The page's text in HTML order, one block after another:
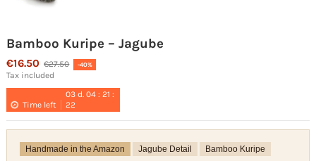
Bamboo Kuripe – Jagube
€16.50 €27.50 -40%
Tax included
Time left
03 d. 04 :21 :
22
Handmade in the Amazon Jagube Detail Bamboo Kuripe